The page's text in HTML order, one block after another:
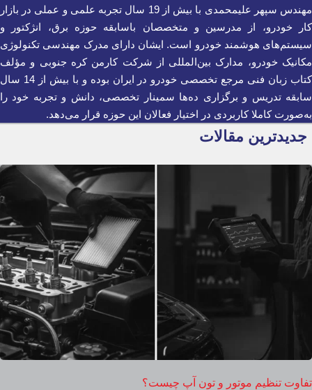
مهندس سپهر علیمحمدی با بیش از 19 سال تجربه علمی و عملی در بازار
کار خودرو، از مدرسین و متخصصان باسابقه حوزه برق، انژکتور و
سیستم‌های هوشمند خودرو است. ایشان دارای مدرک مهندسی تکنولوژی
مکانیک خودرو، مدارک بین‌المللی از شرکت کارمن کره جنوبی و مؤلف
کتاب زبان فنی مرجع تخصصی خودرو در ایران بوده و با بیش از 14 سال
سابقه تدریس و برگزاری ده‌ها سمینار تخصصی، دانش و تجربه خود را
به‌صورت کاملا کاربردی در اختیار فعالان این حوزه قرار می‌دهد.
جدیدترین مقالات
تفاوت تنظیم موتور و تون آپ چیست؟